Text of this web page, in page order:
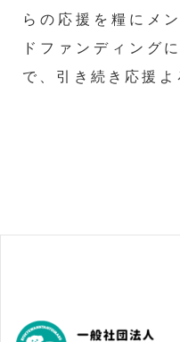
らの応援を糧にメ
ドファンディング
で、引き続き応援よ